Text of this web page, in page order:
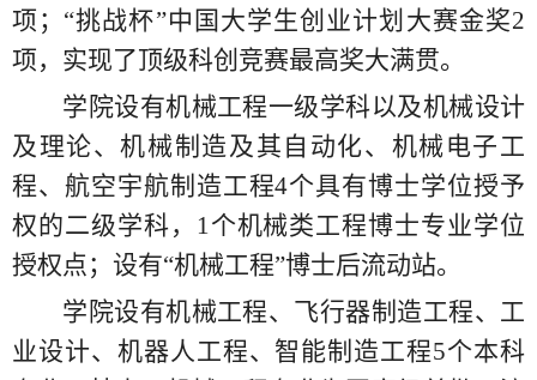
项；“挑战杯”中国大学生创业计划大赛金奖2
项，实现了顶级科创竞赛最高奖大满贯。
学院设有机械工程一级学科以及机械设计
及理论、机械制造及其自动化、机械电子工
程、航空宇航制造工程4个具有博士学位授予
权的二级学科，1个机械类工程博士专业学位
授权点；设有“机械工程”博士后流动站。
学院设有机械工程、飞行器制造工程、工
业设计、机器人工程、智能制造工程5个本科